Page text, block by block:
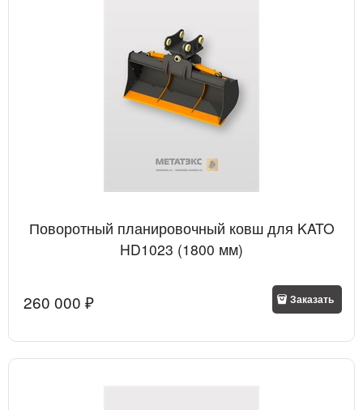
Поворотный планировочный ковш для KATO
HD1023 (1800 мм)
260 000 ₽ Заказать